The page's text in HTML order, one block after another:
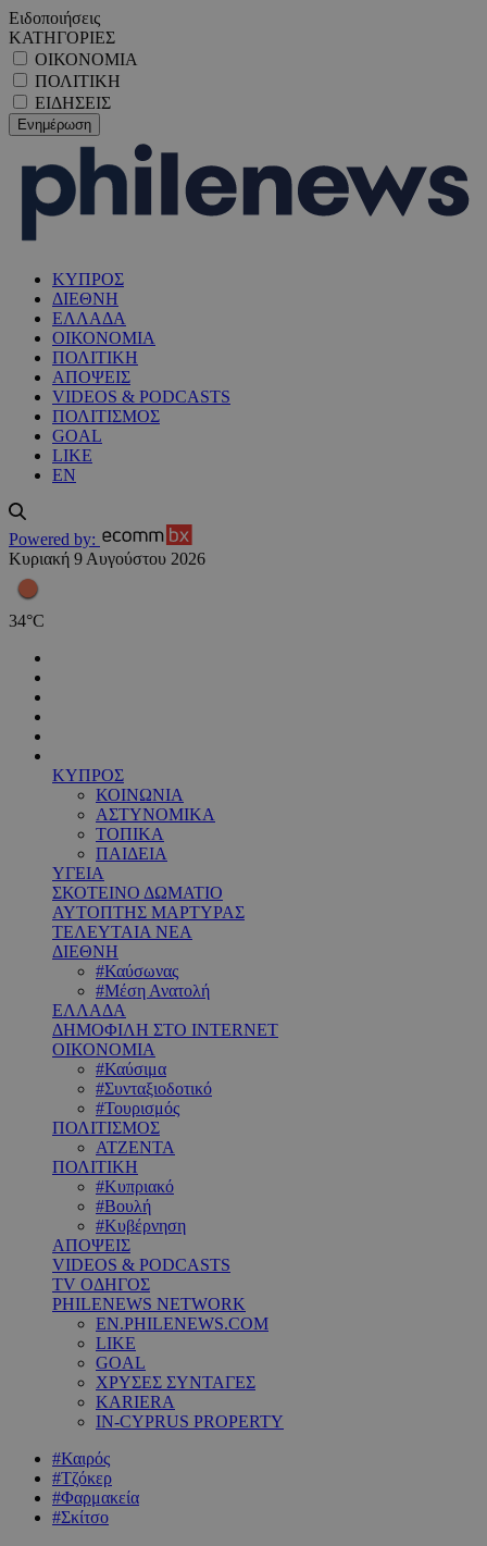
Ειδοποιήσεις
ΚΑΤΗΓΟΡΙΕΣ
ΟΙΚΟΝΟΜΙΑ
ΠΟΛΙΤΙΚΗ
ΕΙΔΗΣΕΙΣ
ΚΥΠΡΟΣ
ΔΙΕΘΝΗ
ΕΛΛΑΔΑ
ΟΙΚΟΝΟΜΙΑ
ΠΟΛΙΤΙΚΗ
ΑΠΟΨΕΙΣ
VIDEOS & PODCASTS
ΠΟΛΙΤΙΣΜΟΣ
GOAL
LIKE
EN
Powered by:
Κυριακή 9 Αυγούστου 2026
34°C
ΚΥΠΡΟΣ
ΚΟΙΝΩΝΙΑ
ΑΣΤΥΝΟΜΙΚΑ
ΤΟΠΙΚΑ
ΠΑΙΔΕΙΑ
ΥΓΕΙΑ
ΣΚΟΤΕΙΝΟ ΔΩΜΑΤΙΟ
ΑΥΤΟΠΤΗΣ ΜΑΡΤΥΡΑΣ
ΤΕΛΕΥΤΑΙΑ ΝΕΑ
ΔΙΕΘΝΗ
#Καύσωνας
#Μέση Ανατολή
ΕΛΛΑΔΑ
ΔΗΜΟΦΙΛΗ ΣΤΟ INTERNET
ΟΙΚΟΝΟΜΙΑ
#Καύσιμα
#Συνταξιοδοτικό
#Τουρισμός
ΠΟΛΙΤΙΣΜΟΣ
ΑΤΖΕΝΤΑ
ΠΟΛΙΤΙΚΗ
#Κυπριακό
#Βουλή
#Κυβέρνηση
ΑΠΟΨΕΙΣ
VIDEOS & PODCASTS
TV ΟΔΗΓΟΣ
PHILENEWS NETWORK
EN.PHILENEWS.COM
LIKE
GOAL
ΧΡΥΣΕΣ ΣΥΝΤΑΓΕΣ
KARIERA
IN-CYPRUS PROPERTY
#Καιρός
#Τζόκερ
#Φαρμακεία
#Σκίτσο